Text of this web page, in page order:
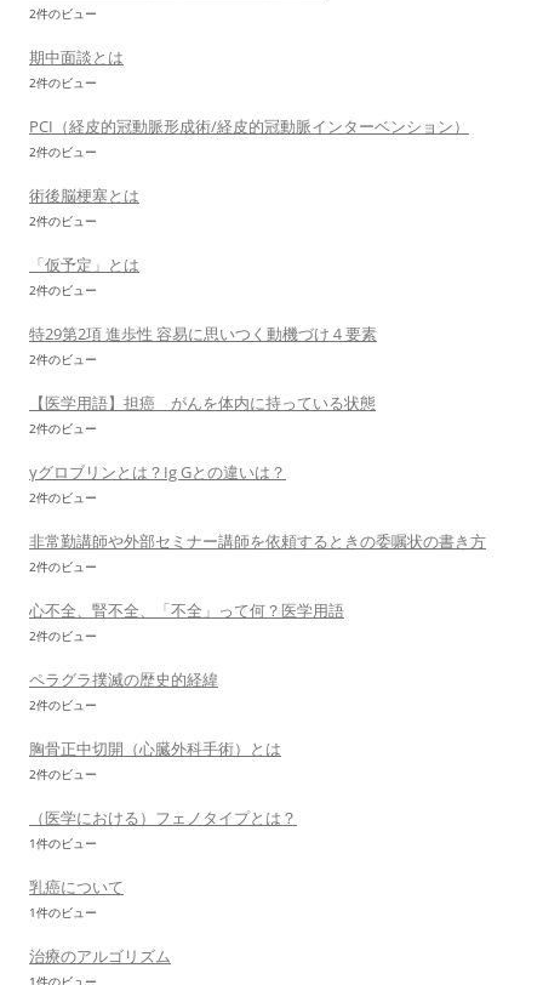
2件のビュー
期中面談とは
2件のビュー
PCI（経皮的冠動脈形成術/経皮的冠動脈インターベンション）
2件のビュー
術後脳梗塞とは
2件のビュー
「仮予定」とは
2件のビュー
特29第2項 進歩性 容易に思いつく動機づけ４要素
2件のビュー
【医学用語】担癌 がんを体内に持っている状態
2件のビュー
γグロブリンとは？Ig Gとの違いは？
2件のビュー
非常勤講師や外部セミナー講師を依頼するときの委嘱状の書き方
2件のビュー
心不全、腎不全、「不全」って何？医学用語
2件のビュー
ペラグラ撲滅の歴史的経緯
2件のビュー
胸骨正中切開（心臓外科手術）とは
2件のビュー
（医学における）フェノタイプとは？
1件のビュー
乳癌について
1件のビュー
治療のアルゴリズム
1件のビュー